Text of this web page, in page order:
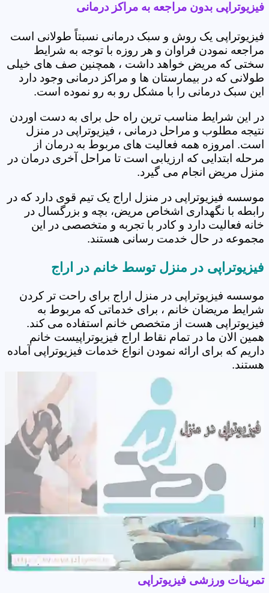
فیزیوتراپی بدون مراجعه به مراکز درمانی
فیزیوتراپی یک روش و سبک درمانی نسبتاً طولانی است
مراجعه نمودن فراوان و هر روزه با توجه به شرایط
سختی که مریض خواهد داشت ، همچنین صف های خیلی
طولانی که در بیمارستان ها و مراکز درمانی وجود دارد
این سبک درمانی را با مشکل رو به رو نموده است.
در این شرایط مناسب ترین راه حل برای به دست اوردن
نتیجه مطلوب و مراحل درمانی ، فیزیوتراپی در منزل
است. امروزه همه فعالیت های مربوط به درمان از
مرحله ابتدایی که ارزیابی است تا مراحل آخری درمان در
منزل مریض انجام می گیرد.
موسسه فیزیوتراپی در منزل اراج یک تیم قوی دارد که در
رابطه با نگهداری اشخاص مریض، بچه و بزرگسال در
خانه فعالیت دارد و کادر با تجربه و متخصصی در این
مجموعه در حال خدمت رسانی هستند.
فیزیوتراپی در منزل توسط خانم در اراج
موسسه فیزیوتراپی در منزل اراج برای راحت تر کردن
شرایط مریضان خانم ، برای خدماتی که مربوط به
فیزیوتراپی هست از متخصص خانم استفاده می کند.
همین الان ما در تمام نقاط اراج فیزیوتراپیست خانم
داریم که برای ارائه نمودن انواع خدمات فیزیوتراپی آماده
هستند.
تمرینات ورزشی فیزیوتراپی